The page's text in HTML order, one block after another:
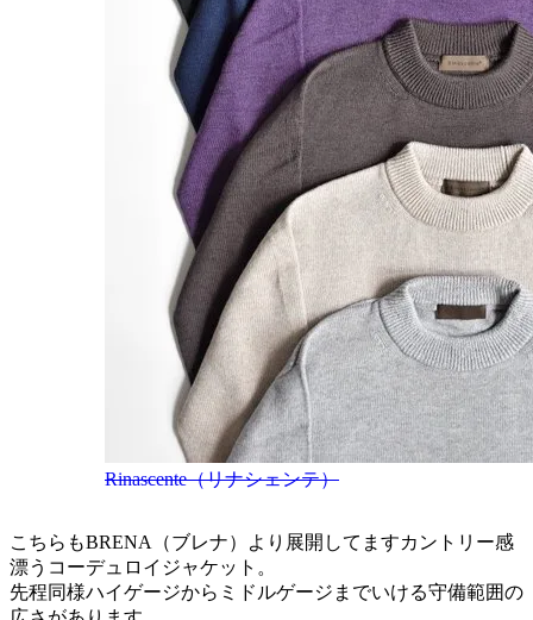
Rinascente（リナシェンテ）
こちらもBRENA（ブレナ）より展開してますカントリー感
漂うコーデュロイジャケット。
先程同様ハイゲージからミドルゲージまでいける守備範囲の